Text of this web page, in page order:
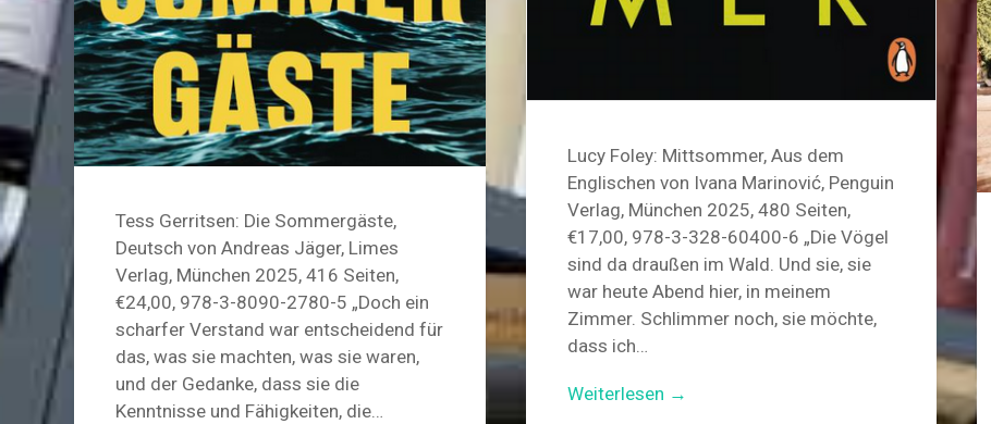
Tess Gerritsen: Die Sommergäste,
Deutsch von Andreas Jäger, Limes
Verlag, München 2025, 416 Seiten,
€24,00, 978-3-8090-2780-5 „Doch ein
scharfer Verstand war entscheidend für
das, was sie machten, was sie waren,
und der Gedanke, dass sie die
Kenntnisse und Fähigkeiten, die…
Lucy Foley: Mittsommer, Aus dem
Englischen von Ivana Marinović, Penguin
Verlag, München 2025, 480 Seiten,
€17,00, 978-3-328-60400-6 „Die Vögel
sind da draußen im Wald. Und sie, sie
war heute Abend hier, in meinem
Zimmer. Schlimmer noch, sie möchte,
dass ich…
Weiterlesen →